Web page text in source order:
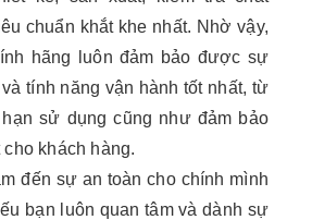
chuẩn khắt khe nhất. Nhờ vậy,
hãng luôn đảm bảo được sự
tính năng vận hành tốt nhất, từ
sử dụng cũng như đảm bảo
khách hàng.
đến sự an toàn cho chính mình
bạn luôn quan tâm và dành sự